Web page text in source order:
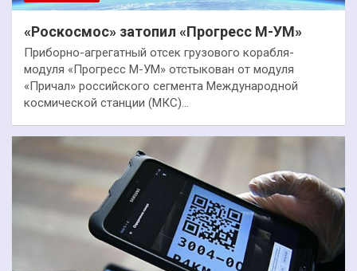
«Роскосмос» затопил «Прогресс М-УМ»
Приборно-агрегатный отсек грузового корабля-
модуля «Прогресс М-УМ» отстыкован от модуля
«Причал» российского сегмента Международной
космической станции (МКС)…